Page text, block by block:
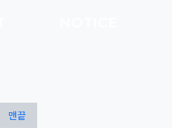
맨끝